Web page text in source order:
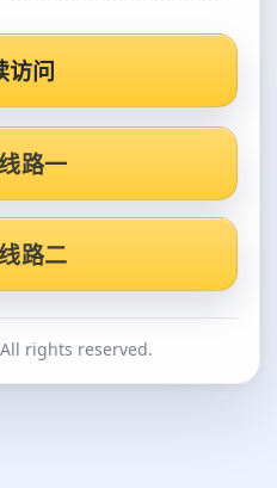
访问
路一
路二
rights reserved.